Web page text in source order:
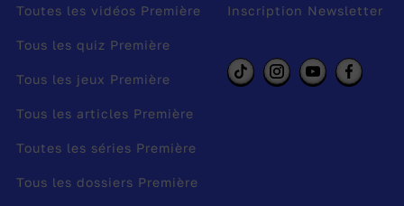
Son regard est pareil au regard des
Et, pour sa voix, lointaine, et calme,
et grave, elle a
Toutes les vidéos Première
Tous les quiz Première
Tous les jeux Première
Tous les articles Première
Toutes les séries Première
Tous les dossiers Première
Inscription Newsletter